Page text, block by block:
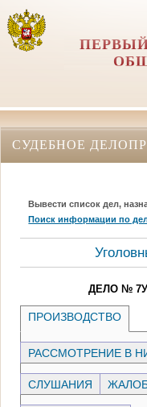
СУДЕБНОЕ
Вывести список дел,
Поиск информации по
ДЕЛО № 7У-
ПРОИЗВОДСТВО
РАССМОТРЕНИЕ В
СЛУШАНИЯ